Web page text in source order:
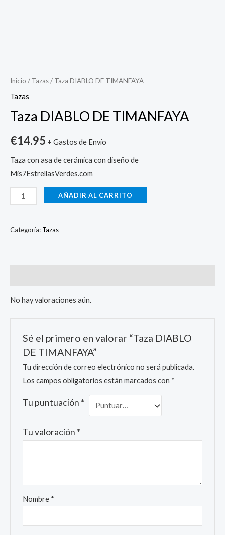
Inicio / Tazas/ Taza DIABLO DE TIMANFAYA
Tazas
Taza DIABLO DE TIMANFAYA
€14.95 + Gastos de Envío
Taza con asa de cerámica con diseño de
Mis7EstrellasVerdes.com
DE
TIMANFAYA
AÑADIR AL CARRITO
Categoría: Tazas
No hay valoraciones aún.
Sé el primero en valorar “Taza DIABLO
DE TIMANFAYA”
Tu dirección de correo electrónico no será publicada.
Los campos obligatorios están marcados con *
Tu puntuación *
Tu valoración *
Nombre *